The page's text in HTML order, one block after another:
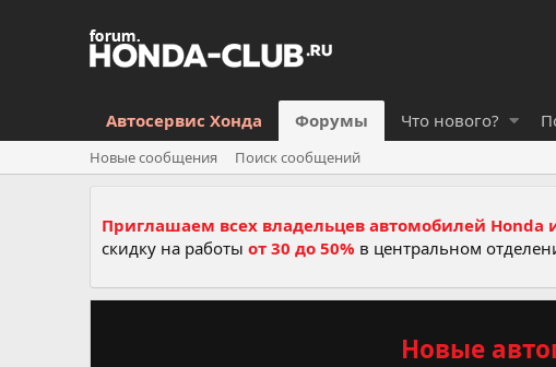
Автосервис Хонда Форумы Что нового?
Новые сообщения Поиск сообщений
Приглашаем всех владельцев автомобилей Honda
скидку на работы от 30 до 50% в центральном
Новые